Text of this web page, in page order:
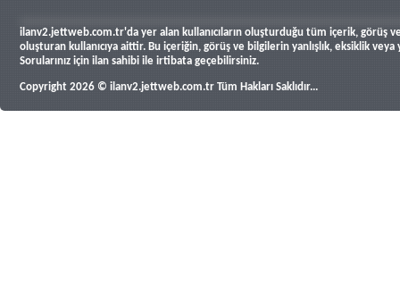
ilanv2.jettweb.com.tr'da yer alan kullanıcıların oluşturduğu tüm içerik, görüş
oluşturan kullanıcıya aittir. Bu içeriğin, görüş ve bilgilerin yanlışlık, eksiklik
Sorularınız için ilan sahibi ile irtibata geçebilirsiniz.
Copyright 2026 © ilanv2.jettweb.com.tr Tüm Hakları Saklıdır...